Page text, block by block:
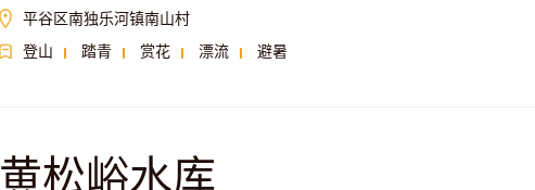
平谷区南独乐河镇南山村
登山
踏青 赏花 漂流 避暑
黄松峪水库